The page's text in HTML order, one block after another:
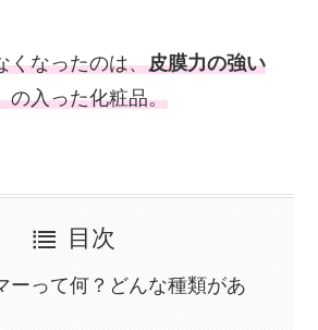
くなったのは、皮膜力の強い
の入った化粧品。
目次
ーって何？どんな種類があ